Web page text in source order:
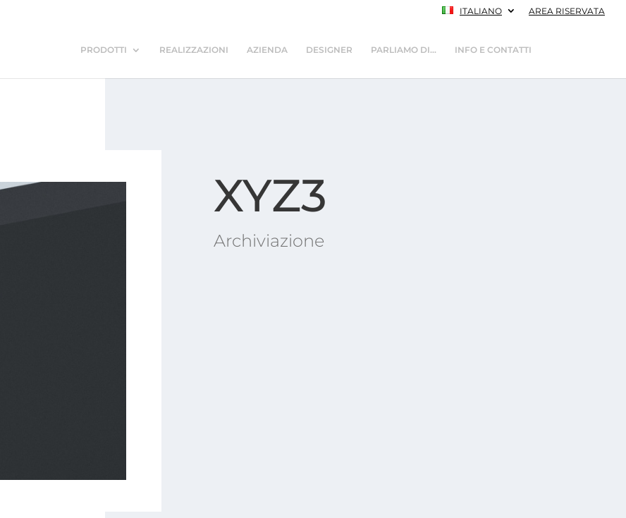
ITALIANO AREA RISERVATA
PRODOTTI REALIZZAZIONI AZIENDA DESIGNER PARLIAMO DI… INFO E CONTATTI
XYZ3
Archiviazione